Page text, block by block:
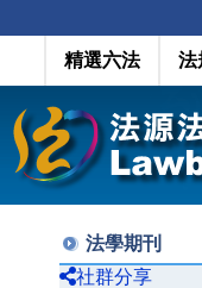
精選六法 法
法學期刊
社群分享